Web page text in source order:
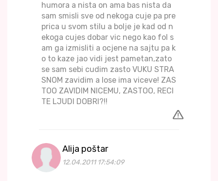
humora a nista on ama bas nista da
sam smisli sve od nekoga cuje pa pre
prica u svom stilu a bolje je kad od n
ekoga cujes dobar vic nego kao fol s
am ga izmisliti a ocjene na sajtu pa k
o to kaze jao vidi jest pametan,zato
se sam sebi cudim zasto VUKU STRA
SNOM zavidim a lose ima viceve! ZAS
TOO ZAVIDIM NICEMU, ZASTOO, RECI
TE LJUDI DOBRI?!!
Alija poštar
12.04.2011 17:54:09